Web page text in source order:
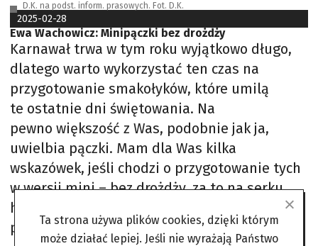
D.K. na podst. inform. prasowych. Fot. D.K.
2025-02-28
Ewa Wachowicz: Minipączki bez drożdży
Karnawał trwa w tym roku wyjątkowo długo,
dlatego warto wykorzystać ten czas na
przygotowanie smakołyków, które umilą
te ostatnie dni świętowania. Na
pewno większość z Was, podobnie jak ja,
uwielbia pączki. Mam dla Was kilka
wskazówek, jeśli chodzi o przygotowanie tych
w wersji mini – bez drożdży, za to na serku
homogenizowanym. Po pierwsze, ciasto na
pączki – samo w sobie – nie jest
Ta strona używa plików cookies, dzięki którym
może działać lepiej. Jeśli nie wyrażają Państwo